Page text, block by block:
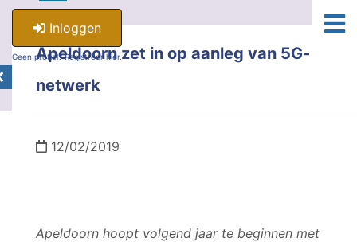
Inloggen
Geen profiel? Registreer hier.
Apeldoorn zet in op aanleg van 5G-
netwerk
12/02/2019
Apeldoorn hoopt volgend jaar te beginnen met